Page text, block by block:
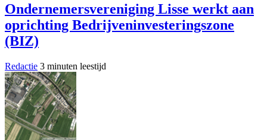
Ondernemersvereniging Lisse werkt aan
oprichting Bedrijveninvesteringszone
(BIZ)
Redactie 3 minuten leestijd